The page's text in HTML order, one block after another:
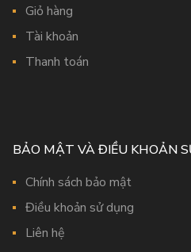
Giỏ hàng
Tài khoản
Thanh toán
BẢO MẬT VÀ ĐIỀU KHOẢN
Chính sách bảo mật
Điều khoản sử dụng
Liên hệ